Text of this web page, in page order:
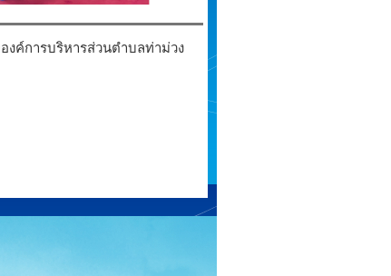
ค์การบริหารส่วนตำบลท่าม่วง